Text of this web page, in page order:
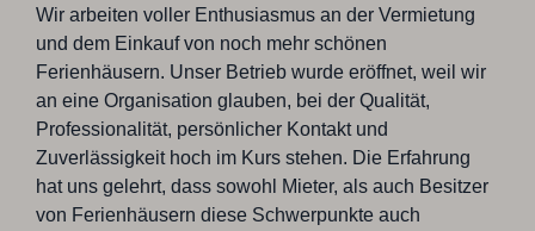
Wir arbeiten voller Enthusiasmus an der Vermietung
und dem Einkauf von noch mehr schönen
Ferienhäusern. Unser Betrieb wurde eröffnet, weil wir
an eine Organisation glauben, bei der Qualität,
Professionalität, persönlicher Kontakt und
Zuverlässigkeit hoch im Kurs stehen. Die Erfahrung
hat uns gelehrt, dass sowohl Mieter, als auch Besitzer
von Ferienhäusern diese Schwerpunkte auch